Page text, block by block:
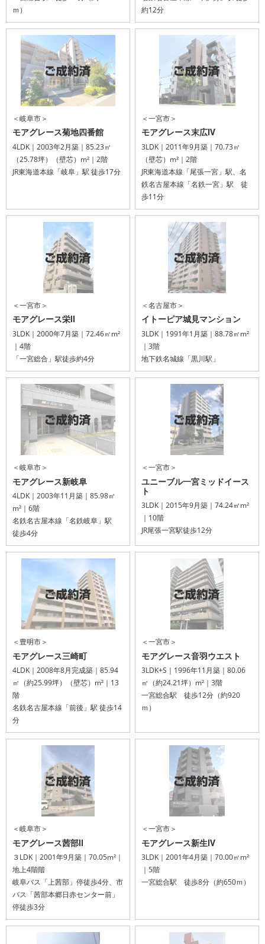
ｍ）
約12分
＜岐阜市＞
モアグレース菊地四番館
4LDK｜2003年2月築｜85.23㎡
（25.78坪）（壁芯）m²｜2階
JR東海道本線「岐阜」駅 徒歩17分
＜一宮市＞
モアグレース末広Ⅳ
3LDK｜2011年9月築｜70.73㎡
（壁芯）m²｜2階
JR東海道本線「尾張一宮」駅、名
鉄名古屋本線「名鉄一宮」駅 徒
歩11分
＜一宮市＞
モアグレース栄Ⅱ
3LDK｜2000年7月築｜72.46㎡m²
｜4階
「一宮総合」駅徒歩約4分
＜名古屋市＞
イトーピア城見マンション
3LDK｜1991年1月築｜88.78㎡m²
｜3階
地下鉄名城線「黒川駅」
＜岐阜市＞
モアグレース新岐阜
4LDK｜2003年11月築｜85.98㎡
m²｜6階
名鉄名古屋本線「名鉄岐阜」駅
徒歩4分
＜一宮市＞
ユニーブル一宮ミッドイース
ト
3LDK｜2015年9月築｜74.24㎡m²
｜10階
JR尾張一宮駅徒歩12分
＜豊明市＞
モアグレース三崎町
4LDK｜2008年8月完成築｜85.94
㎡（約25.99坪）（壁芯）m²｜13
階
名鉄名古屋本線「前後」駅 徒歩14
分
＜一宮市＞
モアグレース音羽ウエスト
3LDK+S｜1996年11月築｜80.06
㎡（約24.21坪）m²｜3階
一宮総合駅 徒歩12分（約920
ｍ）
＜岐阜市＞
モアグレース茜部Ⅱ
３LDK｜2001年9月築｜70.05m²｜
地上4階階
岐阜バス「上茜部」停徒歩4分、市
バス「茜部本郷日赤センター前」
停徒歩3分
＜一宮市＞
モアグレース新生Ⅳ
3LDK｜2001年4月築｜70.00㎡m²
｜5階
一宮総合駅 徒歩8分（約650ｍ）